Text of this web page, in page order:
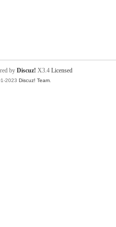
by Discuz! X3.4 Licensed
2023 Discuz! Team